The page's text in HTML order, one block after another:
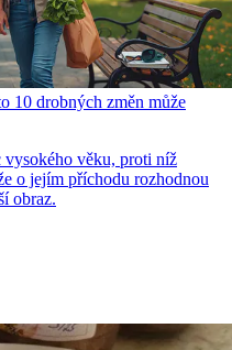
10 drobných změn může
vysokého věku, proti níž
o jejím příchodu rozhodnou
obraz.